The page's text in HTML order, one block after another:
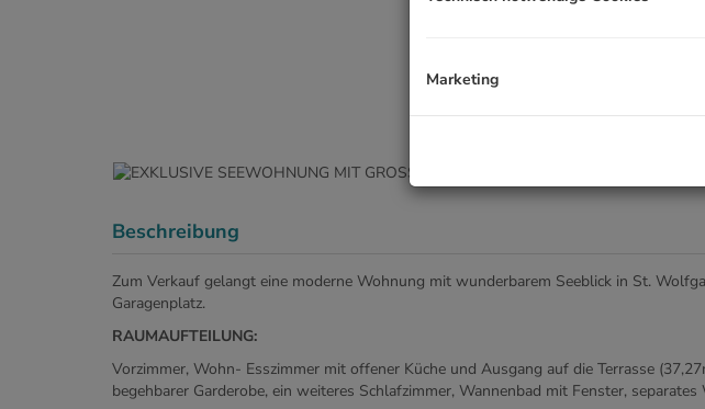
Beschreibung
Zum Verkauf gelangt eine moderne Wohnung mit wunderbarem Seeblick in St.
Garagenplatz.
RAUMAUFTEILUNG:
Vorzimmer, Wohn- Esszimmer mit offener Küche und Ausgang auf die Terrasse
begehbarer Garderobe, ein weiteres Schlafzimmer, Wannenbad mit Fenster,
Marketing